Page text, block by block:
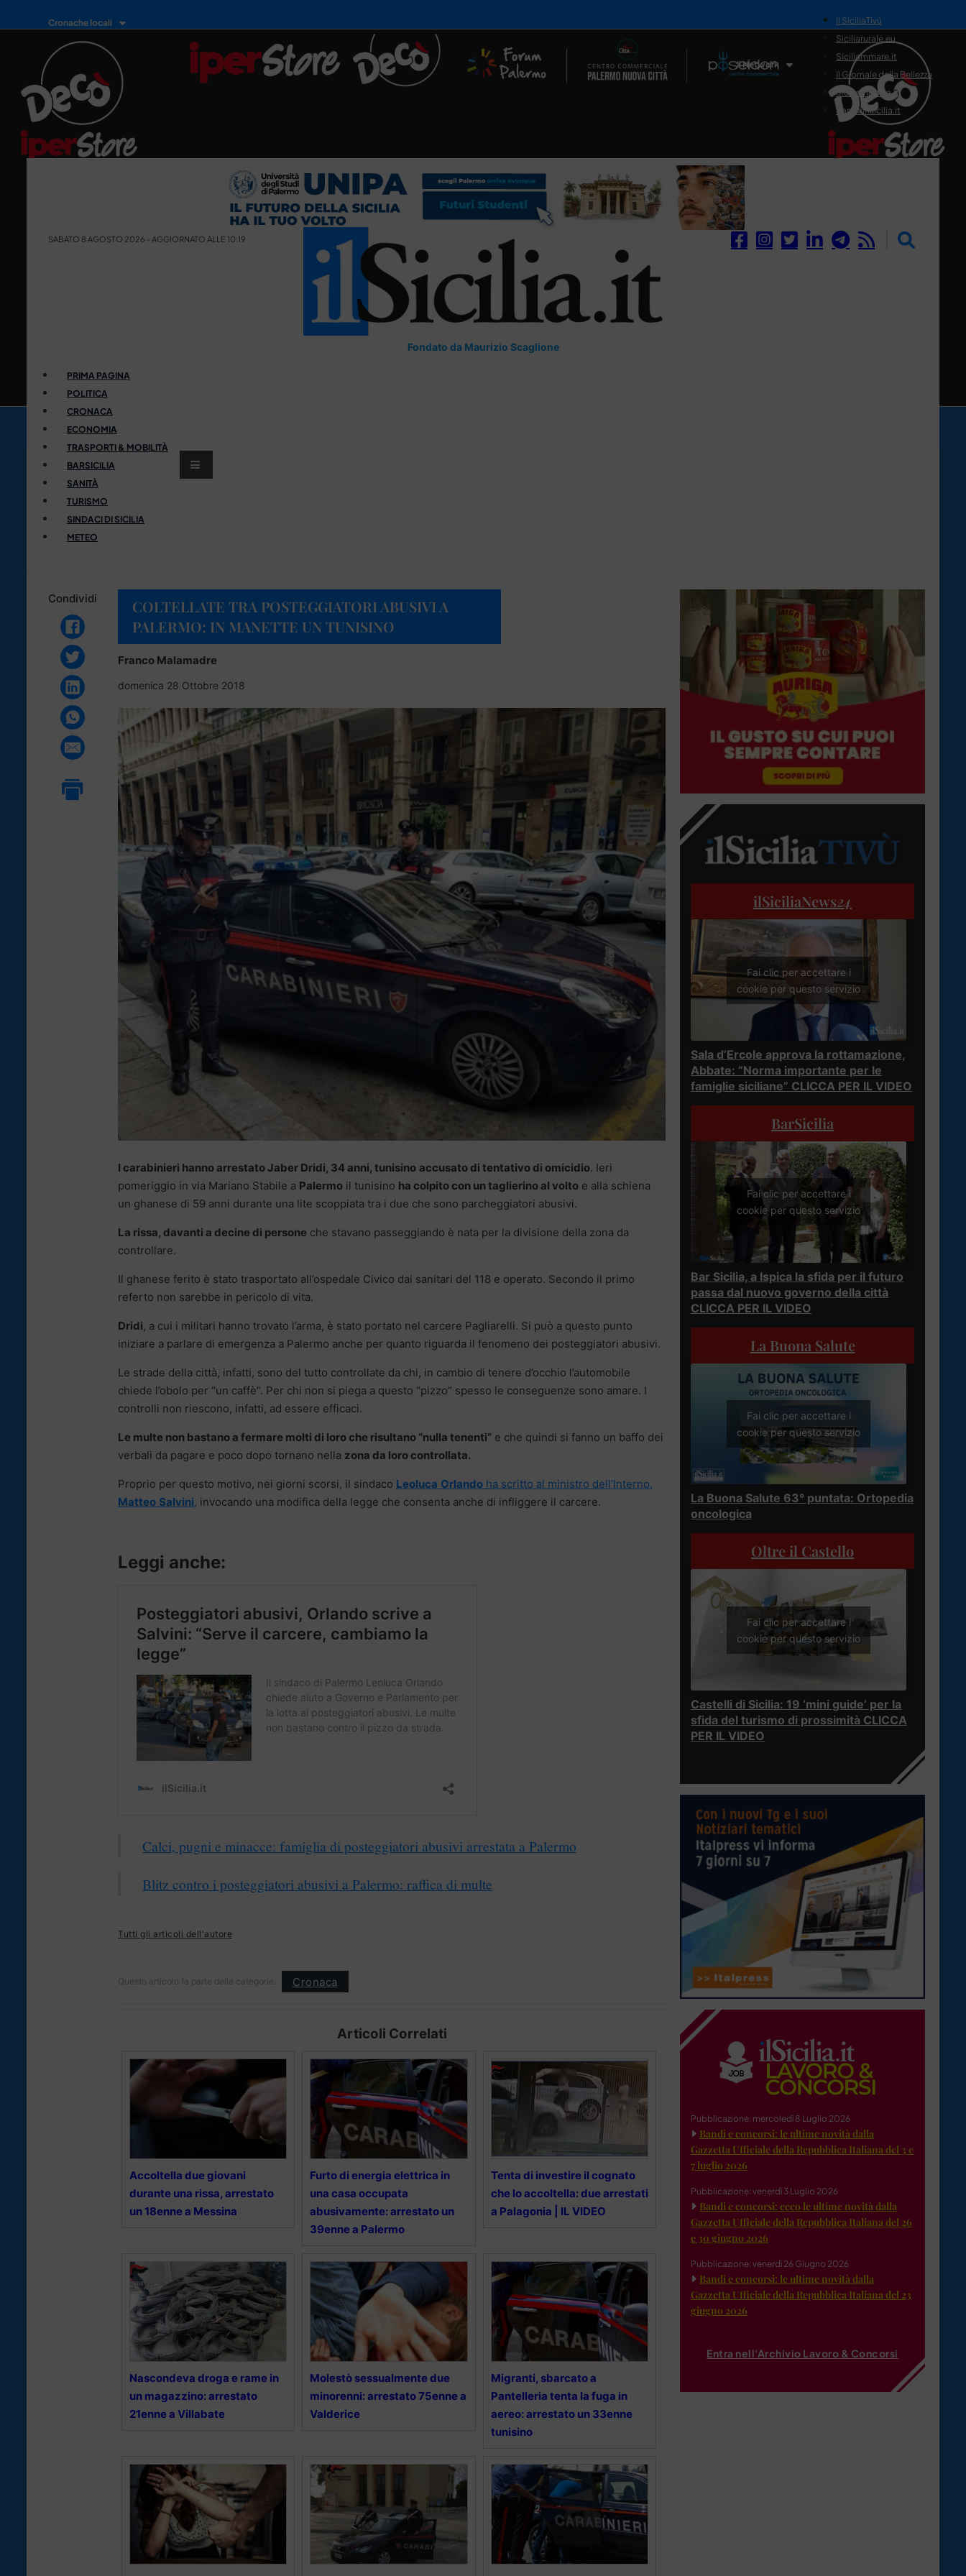
Cronache locali
Il Network
il SiciliaTivù
Siciliarurale.eu
Siciliammare.it
Il Giornale della Bellezza
Siciliamedica.it
Sanitainsicilia.it
SABATO 8 AGOSTO 2026 - AGGIORNATO ALLE 10:19
Fondato da Maurizio Scaglione
PRIMA PAGINA
POLITICA
CRONACA
ECONOMIA
TRASPORTI & MOBILITÀ
BARSICILIA
SANITÀ
TURISMO
SINDACI DI SICILIA
METEO
Condividi
COLTELLATE TRA POSTEGGIATORI ABUSIVI A
PALERMO: IN MANETTE UN TUNISINO
Franco Malamadre
domenica 28 Ottobre 2018
I carabinieri hanno arrestato Jaber Dridi, 34 anni, tunisino accusato di tentativo di omicidio. Ieri
pomeriggio in via Mariano Stabile a Palermo il tunisino ha colpito con un taglierino al volto e alla schiena
un ghanese di 59 anni durante una lite scoppiata tra i due che sono parcheggiatori abusivi.
La rissa, davanti a decine di persone che stavano passeggiando è nata per la divisione della zona da
controllare.
Il ghanese ferito è stato trasportato all’ospedale Civico dai sanitari del 118 e operato. Secondo il primo
referto non sarebbe in pericolo di vita.
Dridi, a cui i militari hanno trovato l’arma, è stato portato nel carcere Pagliarelli. Si può a questo punto
iniziare a parlare di emergenza a Palermo anche per quanto riguarda il fenomeno dei posteggiatori abusivi.
Le strade della città, infatti, sono del tutto controllate da chi, in cambio di tenere d’occhio l’automobile
chiede l’obolo per “un caffè”. Per chi non si piega a questo “pizzo” spesso le conseguenze sono amare. I
controlli non riescono, infatti, ad essere efficaci.
Le multe non bastano a fermare molti di loro che risultano “nulla tenenti” e che quindi si fanno un baffo dei
verbali da pagare e poco dopo tornano nella zona da loro controllata.
Proprio per questo motivo, nei giorni scorsi, il sindaco Leoluca Orlando ha scritto al ministro dell’Interno,
Matteo Salvini, invocando una modifica della legge che consenta anche di infliggere il carcere.
Leggi anche:
Calci, pugni e minacce: famiglia di posteggiatori abusivi arrestata a Palermo
Blitz contro i posteggiatori abusivi a Palermo: raffica di multe
Tutti gli articoli dell'autore
Questo articolo fa parte delle categorie: Cronaca
Articoli Correlati
Accoltella due giovani
durante una rissa, arrestato
un 18enne a Messina
Furto di energia elettrica in
una casa occupata
abusivamente: arrestato un
39enne a Palermo
Tenta di investire il cognato
che lo accoltella: due arrestati
a Palagonia | IL VIDEO
Nascondeva droga e rame in
un magazzino: arrestato
21enne a Villabate
Molestò sessualmente due
minorenni: arrestato 75enne a
Valderice
Migranti, sbarcato a
Pantelleria tenta la fuga in
aereo: arrestato un 33enne
tunisino
ilSiciliaNews24
Fai clic per accettare i
cookie per questo servizio
Sala d’Ercole approva la rottamazione,
Abbate: “Norma importante per le
famiglie siciliane” CLICCA PER IL VIDEO
BarSicilia
Fai clic per accettare i
cookie per questo servizio
Bar Sicilia, a Ispica la sfida per il futuro
passa dal nuovo governo della città
CLICCA PER IL VIDEO
La Buona Salute
Fai clic per accettare i
cookie per questo servizio
La Buona Salute 63° puntata: Ortopedia
oncologica
Oltre il Castello
Fai clic per accettare i
cookie per questo servizio
Castelli di Sicilia: 19 ‘mini guide’ per la
sfida del turismo di prossimità CLICCA
PER IL VIDEO
Pubblicazione: mercoledì 8 Luglio 2026
Bandi e concorsi: le ultime novità dalla
Gazzetta Ufficiale della Repubblica Italiana del 3 e
7 luglio 2026
Pubblicazione: venerdì 3 Luglio 2026
Bandi e concorsi: ecco le ultime novità dalla
Gazzetta Ufficiale della Repubblica Italiana del 26
e 30 giugno 2026
Pubblicazione: venerdì 26 Giugno 2026
Bandi e concorsi: le ultime novità dalla
Gazzetta Ufficiale della Repubblica Italiana del 23
giugno 2026
Entra nell'Archivio Lavoro & Concorsi